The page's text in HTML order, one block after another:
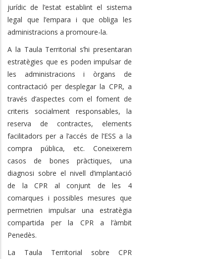
jurídic de l’estat establint el sistema
legal que l’empara i que obliga les
administracions a promoure-la.
A la Taula Territorial s’hi presentaran
estratègies que es poden impulsar de
les administracions i òrgans de
contractació per desplegar la CPR, a
través d’aspectes com el foment de
criteris socialment responsables, la
reserva de contractes, elements
facilitadors per a l’accés de l’ESS a la
compra pública, etc. Coneixerem
casos de bones pràctiques, una
diagnosi sobre el nivell d’implantació
de la CPR al conjunt de les 4
comarques i possibles mesures que
permetrien impulsar una estratègia
compartida per la CPR a l’àmbit
Penedès.
La Taula Territorial sobre CPR